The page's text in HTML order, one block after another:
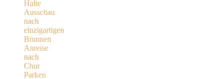
Halte
Ausschau
nach
einzigartigen
Brunnen
Anreise
nach
Chur
Parken